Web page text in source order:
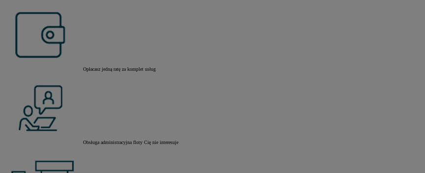
Opłacasz jedną ratę za komplet usług
Obsługa administracyjna floty Cię nie interesuje